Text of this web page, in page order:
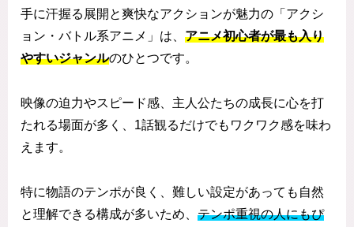
手に汗握る展開と爽快なアクションが魅力の「アクシ
ョン・バトル系アニメ」は、 アニメ初心者が最も入り
やすいジャンルのひとつです。
映像の迫力やスピード感、主人公たちの成長に心を打
たれる場面が多く、1話観るだけでもワクワク感を味わ
えます。
特に物語のテンポが良く、難しい設定があっても自然
と理解できる構成が多いため、 テンポ重視の人にもぴ